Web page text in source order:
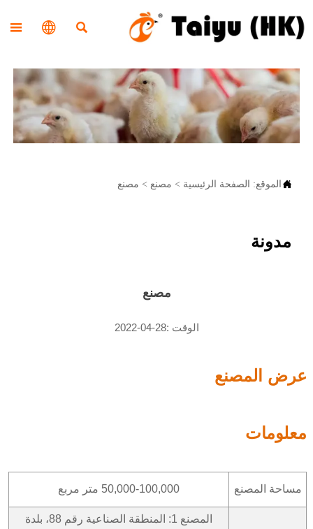



 الموقع: الصفحة الرئيسية > مصنع > مصنع
مدونة
مصنع
الوقت :28-04-2022
عرض المصنع
معلومات
مساحة المصنع 50,000-100,000 متر مربع
المصنع 1: المنطقة الصناعية رقم 88، بلدة